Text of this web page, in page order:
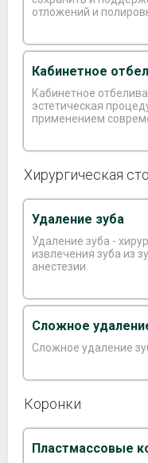
отложений и
Кабинетное
Кабинетное отбеливание -
эстетическая
применением
Хирургическая
Удаление зуба
Удаление зуба -
извлечения зуба из
анестезии.
Сложное
Сложное удаление
Коронки
Пластмассовые